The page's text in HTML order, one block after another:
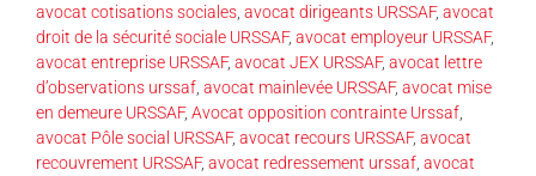
avocat cotisations sociales avocat dirigeants URSSAF, avocat
droit de la sécurité sociale URSSAF, avocat employeur URSSAF,
avocat entreprise URSSAF, avocat JEX URSSAF, avocat lettre
d’observations urssaf avocat mainlevée URSSAF, avocat mise
en demeure URSSAF, Avocat opposition contrainte Urssaf
avocat Pôle social URSSAF, avocat recours URSSAF, avocat
recouvrement URSSAF, avocat redressement urssaf avocat